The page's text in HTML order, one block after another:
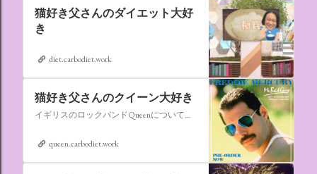
猫好き父さんのダイエット大好
き
diet.carbodiet.work
猫好き父さんのクイーン大好き
イギリスのロックバンドQueenについての情報をアップします。
queen.carbodiet.work